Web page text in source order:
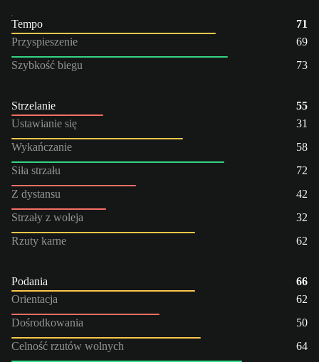
Tempo
71
Przyspieszenie
69
Szybkość biegu
73
Strzelanie
55
Ustawianie się
31
Wykańczanie
58
Siła strzału
72
Z dystansu
42
Strzały z woleja
32
Rzuty karne
62
Podania
66
Orientacja
62
Dośrodkowania
50
Celność rzutów wolnych
64